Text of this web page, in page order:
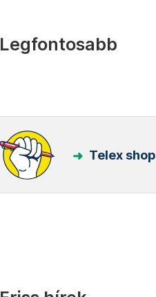
Legfontosabb
Telex shop